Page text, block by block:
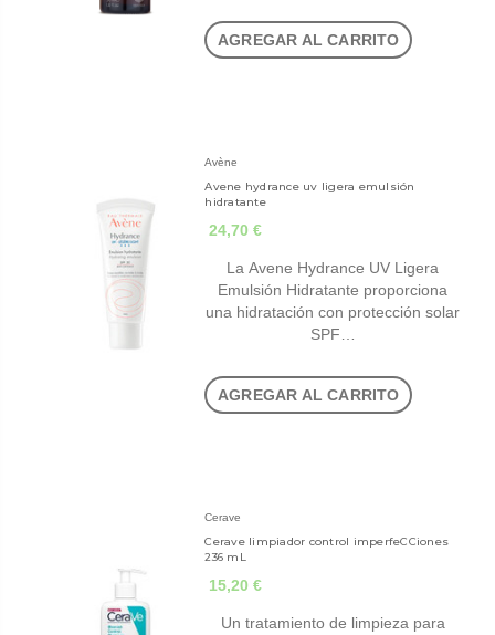
AGREGAR AL CARRITO
Avène
Avene hydrance uv ligera emulsión
hidratante
24,70 €
La Avene Hydrance UV Ligera
Emulsión Hidratante proporciona
una hidratación con protección solar
SPF…
AGREGAR AL CARRITO
Cerave
Cerave limpiador control imperfeCCiones
236 mL
15,20 €
Un tratamiento de limpieza para